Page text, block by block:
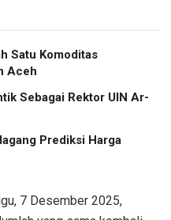
Satu Komoditas
Aceh
Sebagai Rektor UIN Ar-
Prediksi Harga
7 Desember 2025,